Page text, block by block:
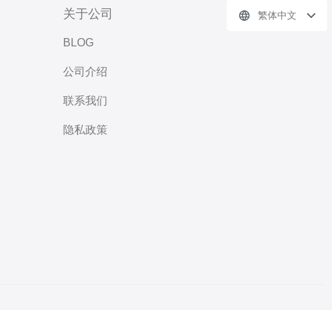
关于公司
BLOG
公司介绍
联系我们
隐私政策
繁体中文